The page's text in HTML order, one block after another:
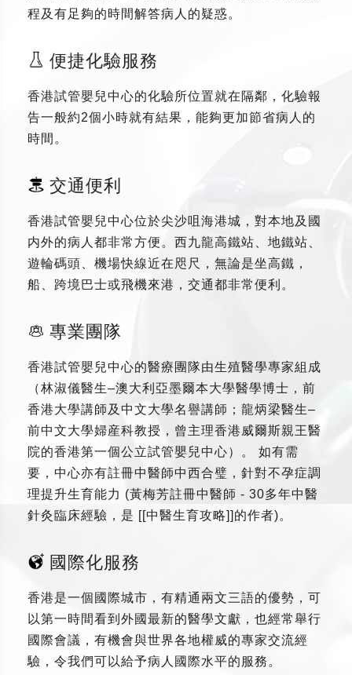
程及有足夠的時間解答病人的疑惑。
便捷化驗服務
香港試管嬰兒中心的化驗所位置就在隔鄰，化驗報
告一般約2個小時就有結果，能夠更加節省病人的
時間。
交通便利
香港試管嬰兒中心位於尖沙咀海港城，對本地及國
内外的病人都非常方便。西九龍高鐵站、地鐵站、
遊輪碼頭、機場快線近在咫尺，無論是坐高鐵，
船、跨境巴士或飛機來港，交通都非常便利。
專業團隊
香港試管嬰兒中心的醫療團隊由生殖醫學專家組成
（林淑儀醫生–澳大利亞墨爾本大學醫學博士，前
香港大學講師及中文大學名譽講師；龍炳梁醫生–
前中文大學婦産科教授，曾主理香港威爾斯親王醫
院的香港第一個公立試管嬰兒中心）。 如有需
要，中心亦有註冊中醫師中西合璧，針對不孕症調
理提升生育能力 (黃梅芳註冊中醫師 - 30多年中醫
針灸臨床經驗，是 [[中醫生育攻略]]的作者)。
國際化服務
香港是一個國際城市，有精通兩文三語的優勢，可
以第一時間看到外國最新的醫學文獻，也經常舉行
國際會議，有機會與世界各地權威的專家交流經
驗，令我們可以給予病人國際水平的服務。